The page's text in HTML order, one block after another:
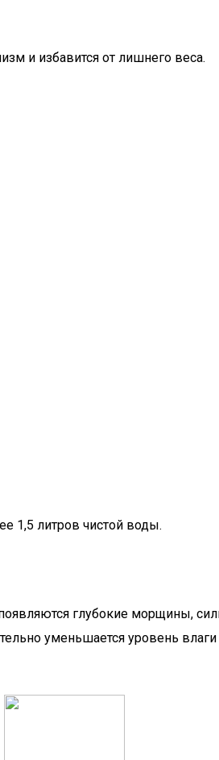
и избавится от лишнего веса.
1,5 литров чистой воды.
глубокие морщины,
уменьшается уровень